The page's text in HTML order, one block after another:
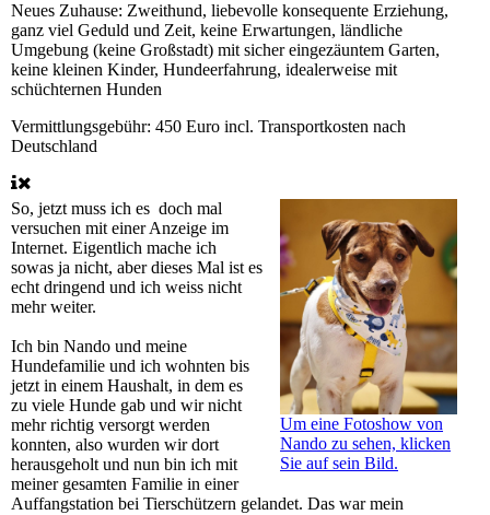
Neues Zuhause: Zweithund, liebevolle konsequente Erziehung,
ganz viel Geduld und Zeit, keine Erwartungen, ländliche
Umgebung (keine Großstadt) mit sicher eingezäuntem Garten,
keine kleinen Kinder, Hundeerfahrung, idealerweise mit
schüchternen Hunden
Vermittlungsgebühr: 450 Euro incl. Transportkosten nach
Deutschland
Um eine Fotoshow von
Nando zu sehen, klicken
Sie auf sein Bild.
So, jetzt muss ich es doch mal
versuchen mit einer Anzeige im
Internet. Eigentlich mache ich
sowas ja nicht, aber dieses Mal ist es
echt dringend und ich weiss nicht
mehr weiter.
Ich bin Nando und meine
Hundefamilie und ich wohnten bis
jetzt in einem Haushalt, in dem es
zu viele Hunde gab und wir nicht
mehr richtig versorgt werden
konnten, also wurden wir dort
herausgeholt und nun bin ich mit
meiner gesamten Familie in einer
Auffangstation bei Tierschützern gelandet. Das war mein